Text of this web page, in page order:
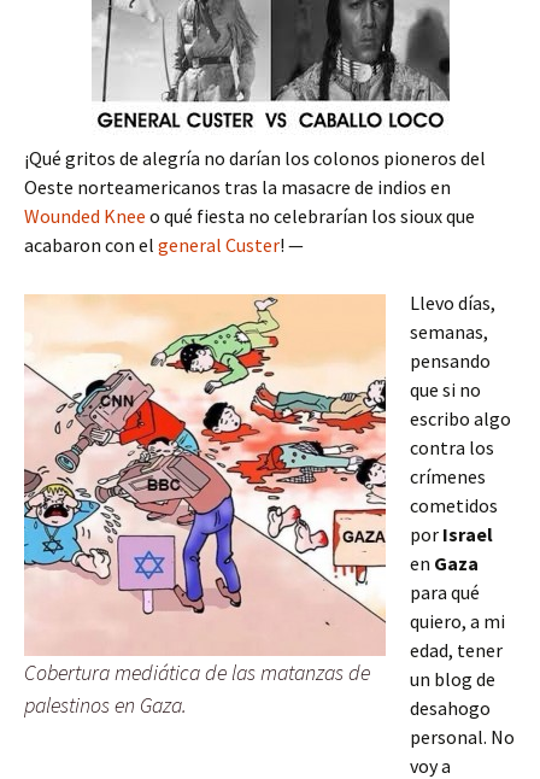
¡Qué gritos de alegría no darían los colonos pioneros del
Oeste norteamericanos tras la masacre de indios en
Wounded Knee o qué fiesta no celebrarían los sioux que
acabaron con el general Custer! —
Cobertura mediática de las matanzas de
palestinos en Gaza.
Llevo días,
semanas,
pensando
que si no
escribo algo
contra los
crímenes
cometidos
por Israel
en Gaza
para qué
quiero, a mi
edad, tener
un blog de
desahogo
personal. No
voy a